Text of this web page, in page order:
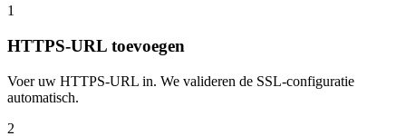
1
HTTPS-URL toevoegen
Voer uw HTTPS-URL in. We valideren de SSL-configuratie
automatisch.
2